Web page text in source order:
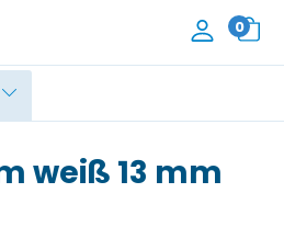
0
weiß 13 mm